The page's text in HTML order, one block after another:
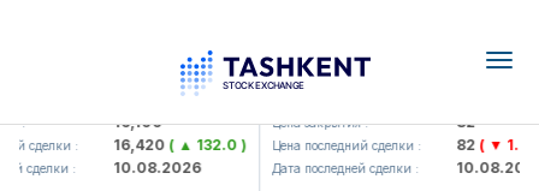
16,100
: 16,420( ▲ 132.0 )
: 10.08.2026
KFSK (<Kafolat sug'urta
Цена закрытия : 82
Цена последний сделки : ( ▼ 1.91 )
Дата последней сделки : 10.08.2026